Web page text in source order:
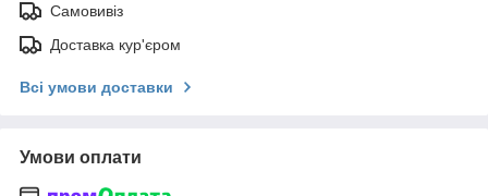
Самовивіз
Доставка кур'єром
Всі умови доставки
Умови оплати